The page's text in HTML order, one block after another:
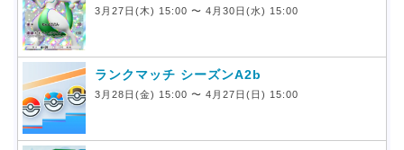
3月27日(木) 15:00 〜 4月30日(水) 15:00
ランクマッチ シーズンA2b
3月28日(金) 15:00 〜 4月27日(日) 15:00